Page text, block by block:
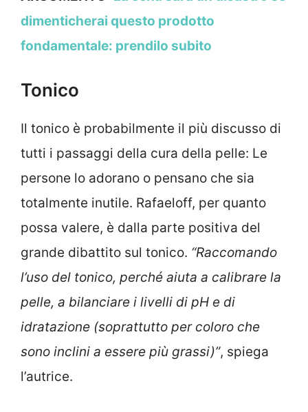
dimenticherai questo prodotto
fondamentale: prendilo subito
Tonico
Il tonico è probabilmente il più discusso di
tutti i passaggi della cura della pelle: Le
persone lo adorano o pensano che sia
totalmente inutile. Rafaeloff, per quanto
possa valere, è dalla parte positiva del
grande dibattito sul tonico. “Raccomando
l’uso del tonico, perché aiuta a calibrare la
pelle, a bilanciare i livelli di pH e di
idratazione (soprattutto per coloro che
sono inclini a essere più grassi)”, spiega
l’autrice.